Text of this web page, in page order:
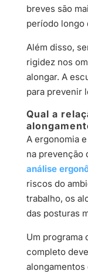
breves são
período longo
Além disso,
rigidez nos
alongar. A
para prevenir
Qual a
A ergonomia
na prevenção
análise
riscos do
trabalho, os
das posturas
Um programa
completo
alongamentos